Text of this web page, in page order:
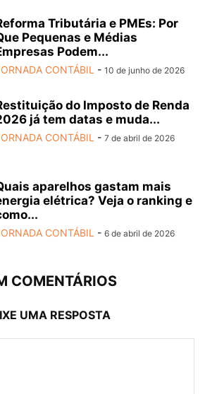
Tributária e PMEs: Por
Pequenas e Médias
Podem...
CONTÁBIL - 10 de junho de 2026
do Imposto de Renda
já tem datas e muda...
CONTÁBIL - 7 de abril de 2026
aparelhos gastam mais
elétrica? Veja o ranking e
CONTÁBIL - 6 de abril de 2026
COMENTÁRIOS
UMA RESPOSTA